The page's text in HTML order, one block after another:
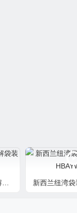
问鼎好水带您一眼了解袋装水